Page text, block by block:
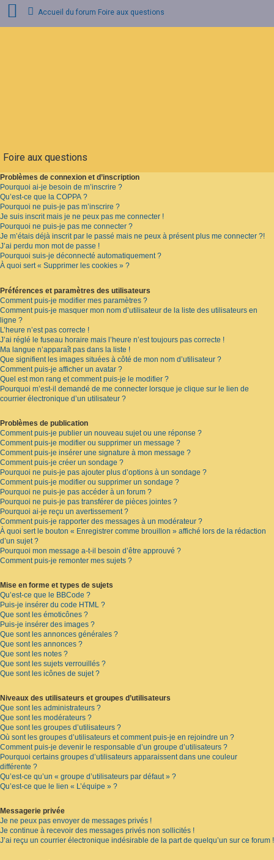
Accueil du forum Foire aux questions
Foire aux questions
Problèmes de connexion et d’inscription
Pourquoi ai-je besoin de m’inscrire ?
Qu’est-ce que la COPPA ?
Pourquoi ne puis-je pas m’inscrire ?
Je suis inscrit mais je ne peux pas me connecter !
Pourquoi ne puis-je pas me connecter ?
Je m’étais déjà inscrit par le passé mais ne peux à présent plus me connecter ?!
J’ai perdu mon mot de passe !
Pourquoi suis-je déconnecté automatiquement ?
À quoi sert « Supprimer les cookies » ?
Préférences et paramètres des utilisateurs
Comment puis-je modifier mes paramètres ?
Comment puis-je masquer mon nom d’utilisateur de la liste des utilisateurs en
ligne ?
L’heure n’est pas correcte !
J’ai réglé le fuseau horaire mais l’heure n’est toujours pas correcte !
Ma langue n’apparaît pas dans la liste !
Que signifient les images situées à côté de mon nom d’utilisateur ?
Comment puis-je afficher un avatar ?
Quel est mon rang et comment puis-je le modifier ?
Pourquoi m’est-il demandé de me connecter lorsque je clique sur le lien de
courrier électronique d’un utilisateur ?
Problèmes de publication
Comment puis-je publier un nouveau sujet ou une réponse ?
Comment puis-je modifier ou supprimer un message ?
Comment puis-je insérer une signature à mon message ?
Comment puis-je créer un sondage ?
Pourquoi ne puis-je pas ajouter plus d’options à un sondage ?
Comment puis-je modifier ou supprimer un sondage ?
Pourquoi ne puis-je pas accéder à un forum ?
Pourquoi ne puis-je pas transférer de pièces jointes ?
Pourquoi ai-je reçu un avertissement ?
Comment puis-je rapporter des messages à un modérateur ?
À quoi sert le bouton « Enregistrer comme brouillon » affiché lors de la rédaction
d’un sujet ?
Pourquoi mon message a-t-il besoin d’être approuvé ?
Comment puis-je remonter mes sujets ?
Mise en forme et types de sujets
Qu’est-ce que le BBCode ?
Puis-je insérer du code HTML ?
Que sont les émoticônes ?
Puis-je insérer des images ?
Que sont les annonces générales ?
Que sont les annonces ?
Que sont les notes ?
Que sont les sujets verrouillés ?
Que sont les icônes de sujet ?
Niveaux des utilisateurs et groupes d’utilisateurs
Que sont les administrateurs ?
Que sont les modérateurs ?
Que sont les groupes d’utilisateurs ?
Où sont les groupes d’utilisateurs et comment puis-je en rejoindre un ?
Comment puis-je devenir le responsable d’un groupe d’utilisateurs ?
Pourquoi certains groupes d’utilisateurs apparaissent dans une couleur
différente ?
Qu’est-ce qu’un « groupe d’utilisateurs par défaut » ?
Qu’est-ce que le lien « L’équipe » ?
Messagerie privée
Je ne peux pas envoyer de messages privés !
Je continue à recevoir des messages privés non sollicités !
J’ai reçu un courrier électronique indésirable de la part de quelqu’un sur ce forum !